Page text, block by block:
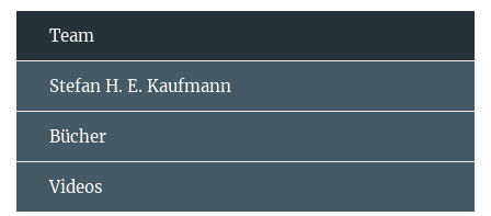
Team
Stefan H. E. Kaufmann
Bücher
Videos